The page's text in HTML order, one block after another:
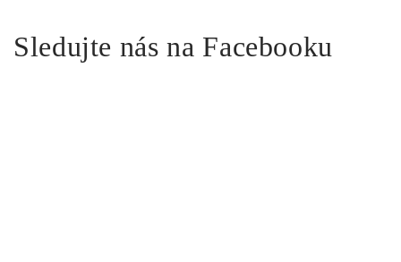
Sledujte nás na Facebooku